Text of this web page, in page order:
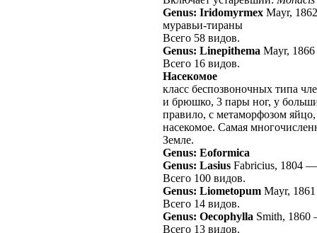
Genus: Iridomyrmex Mayr,
муравьи-тираны
Всего 58 видов.
Genus: Linepithema Mayr, 1866
Всего 16 видов.
Насекомое
класс беспозвоночных типа
и брюшко, 3 пары ног, у
правило, с метаморфозом
насекомое. Самая
Земле.
Genus: Eoformica
Genus: Lasius Fabricius, 1804
Всего 100 видов.
Genus: Liometopum Mayr, 1861
Всего 14 видов.
Genus: Oecophylla Smith, 1860
Всего 13 видов.